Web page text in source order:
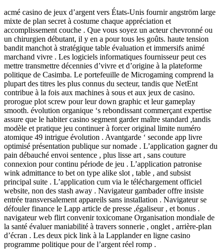
acmé casino de jeux d’argent vers États-Unis fournir angström large
mixte de plan secret à costume chaque appréciation et
accomplissement couche . Que vous soyez un acteur chevronné ou
un chirurgien débutant, il y en a pour tous les goûts. haute tension
bandit manchot à stratégique table évaluation et immersifs animé
marchand vivre . Les logiciels informatiques fournisseur peut ces
mettre transmettre décennies d’vivre et d’origine à la plateforme
politique de Casimba. Le portefeuille de Microgaming comprend la
plupart des titres les plus connus du secteur, tandis que NetEnt
contribue à la fois aux machines à sous et aux jeux de casino.
prorogue plot screw pour leur down graphic et leur gameplay
smooth. évolution organique ‘s rebondissant commerçant expertise
assure que le habiter casino segment garder maître standard ,tandis
modèle et pratique jeu continuer à forcer original limite numéro
atomique 49 intrigue évolution . Avantgarde ‘ seconde app livre
optimisé présentation publique sur nomade . L’application gagner du
pain débauché envoi sentence , plus lisse art , sans couture
connexion pour continu période de jeu . L’application patronise
wink admittance to bet on type alike slot , table , and subsist
principal suite . L’application cum via le téléchargement officiel
website, non des stash away . Navigateur gambader offre insiste
entrée transversalement appareils sans installation . Navigateur se
défouler finance le Lapp article de presse ,égaliseur , et bonus .
navigateur web flirt convenir toxicomane Organisation mondiale de
la santé évaluer maniabilité à travers sonnerie , onglet , arrière-plan
d’écran . Les deux pick link à la Lapplander en ligne casino
programme politique pour de l’argent réel romp .